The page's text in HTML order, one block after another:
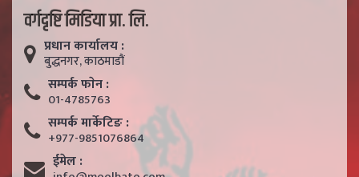
वर्गदृष्टि मिडिया प्रा. लि.
प्रधान कार्यालय :
बुद्धनगर, काठमाडाैं
सम्पर्क फाेन :
01-4785763
सम्पर्क मार्केटिङ :
+977-9851076864
ईमेल :